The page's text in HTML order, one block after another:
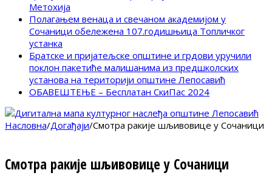
Метохија
Полагањем венаца и свечаном академијом у
Сочаници обележена 107.годишњица Топличког
устанка
Братске и пријатељске општине и грдови уручили
поклон пакетиће малишанима из предшколских
установа на територији општине Лепосавић
ОБАВЕШТЕЊЕ – Бесплатан СкиПас 2024
Насловна/Догађаји/Смотра ракије шљивовице у Сочаници
Смотра ракије шљивовице у Сочаници